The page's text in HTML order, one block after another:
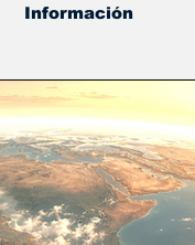
Información